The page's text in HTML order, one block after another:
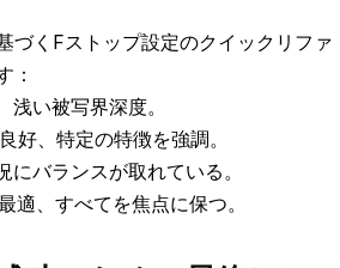
づくFストップ設定のクイックリファ
：
い被写界深度。
、特定の特徴を強調。
バランスが取れている。
、すべてを焦点に保つ。